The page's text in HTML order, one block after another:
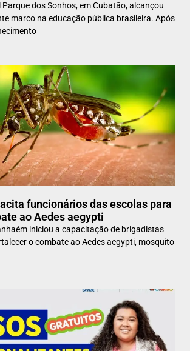
dos Sonhos, em Cubatão, alcançou
marco na educação pública brasileira. Após
funcionários das escolas para
ao Aedes aegypti
iniciou a capacitação de brigadistas
o combate ao Aedes aegypti, mosquito